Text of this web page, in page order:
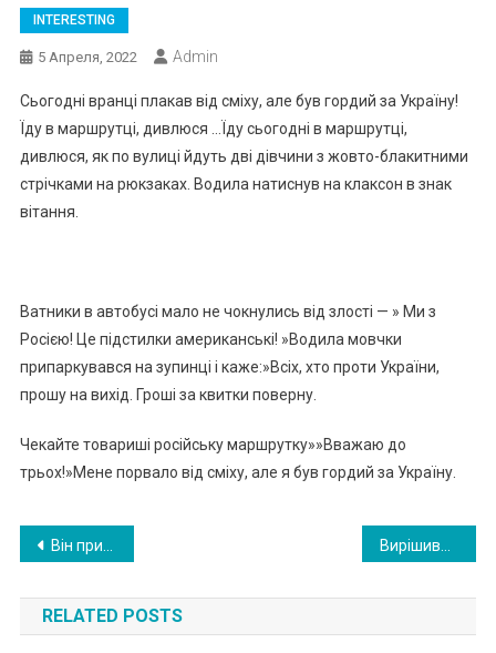
INTERESTING
5 Апреля, 2022 Admin
Сьогодні вранці плакав від сміху, але був гордий за Україну!
Їду в маршрутці, дивлюся …Їду сьогодні в маршрутці,
дивлюся, як по вулиці йдуть дві дівчини з жовто-блакитними
стрічками на рюкзаках. Водила натиснув на клаксон в знак
вітання.
Ватники в автобусі мало не чокнулись від злості — » Ми з
Росією! Це підстилки американські! »Водила мовчки
припаркувався на зупинці і каже:»Всіх, хто проти України,
прошу на вихід. Гроші за квитки поверну.
Чекайте товариші російську маршрутку»»Вважаю до
трьох!»Мене порвало від сміху, але я був гордий за Україну.
Навигация
по
записям
Він прийшов в гості, не куп ив ши навіть шоколадки. І я його не впу стила! » З порожніми руками до мене ніхто не приходить
RELATED POSTS